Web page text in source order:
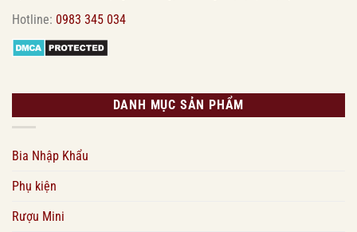
Hotline: 0983 345 034
DANH MỤC SẢN PHẨM
Bia Nhập Khẩu
Phụ kiện
Rượu Mini